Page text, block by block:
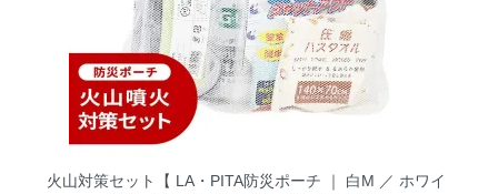
火山対策セット【 LA・PITA防災ポーチ ｜ 白M ／ ホワイ